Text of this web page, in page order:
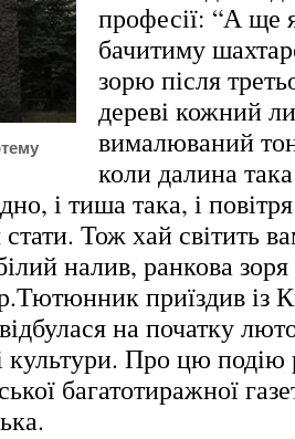
професії: “А ще
бачитиму
зорю після
дереві кожний
вималюваний
коли далина
і тиша така, і
Тож хай світить
налив, ранкова
приїздив із
на початку
Про цю подію
багатотиражної